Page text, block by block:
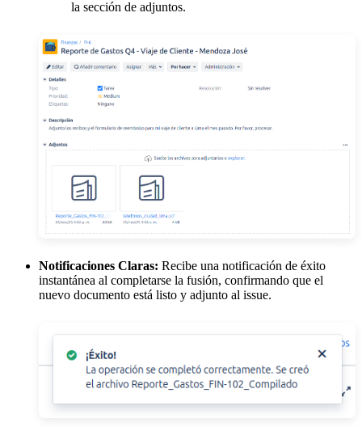
la sección de adjuntos.
Notificaciones Claras: Recibe una notificación de éxito
instantánea al completarse la fusión, confirmando que el
nuevo documento está listo y adjunto al issue.